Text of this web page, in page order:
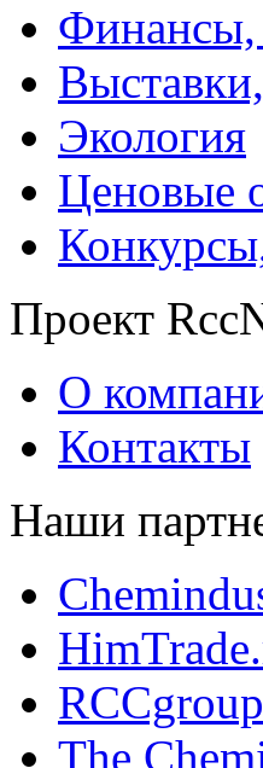
Финансы,
Экология
Ценовые
Проект
О
Контакты
Наши
RCCgroup
The